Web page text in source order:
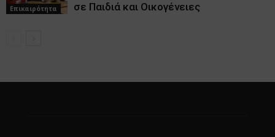
Επικαιρότητα
σε Παιδιά και Οικογένειες